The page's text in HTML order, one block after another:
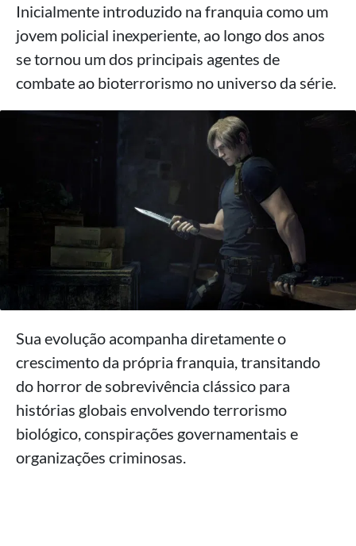
Inicialmente introduzido na franquia como um
jovem policial inexperiente, ao longo dos anos
se tornou um dos principais agentes de
combate ao bioterrorismo no universo da série.
Sua evolução acompanha diretamente o
crescimento da própria franquia, transitando
do horror de sobrevivência clássico para
histórias globais envolvendo terrorismo
biológico, conspirações governamentais e
organizações criminosas.